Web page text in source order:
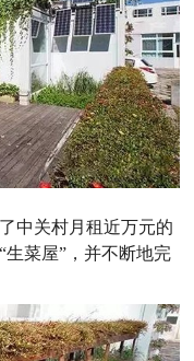
中关村月租近万元的
菜屋”，并不断地完